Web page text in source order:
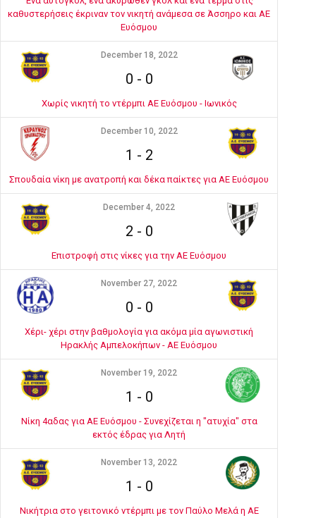
καθυστερήσεις έκριναν τον νικητή ανάμεσα σε Άσσηρο και ΑΕ
Ευόσμου
December 18, 2022
0 - 0
Χωρίς νικητή το ντέρμπι ΑΕ Ευόσμου - Ιωνικός
December 10, 2022
1 - 2
Σπουδαία νίκη με ανατροπή και δέκα παίκτες για ΑΕ Ευόσμου
December 4, 2022
2 - 0
Επιστροφή στις νίκες για την ΑΕ Ευόσμου
November 27, 2022
0 - 0
Χέρι- χέρι στην βαθμολογία για ακόμα μία αγωνιστική
Ηρακλής Αμπελοκήπων - ΑΕ Ευόσμου
November 19, 2022
1 - 0
Νίκη 4αδας για ΑΕ Ευόσμου - Συνεχίζεται η "ατυχία" στα
εκτός έδρας για Λητή
November 13, 2022
1 - 0
Νικήτρια στο γειτονικό ντέρμπι με τον Παύλο Μελά η ΑΕ